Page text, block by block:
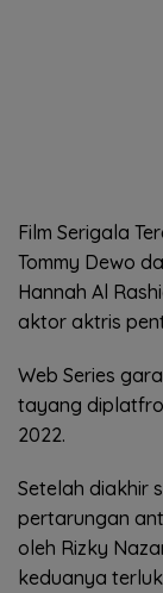
Film Serigala
Tommy Dewo
Hannah Al
aktor aktris
Web Series
tayang
2022.
Setelah diakhir
pertarungan
oleh Rizky
keduanya